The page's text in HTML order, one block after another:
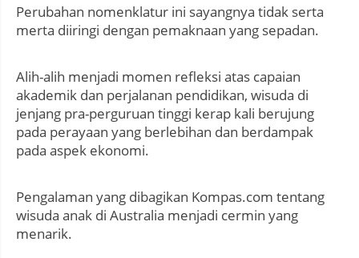
Perubahan nomenklatur ini sayangnya tidak serta
merta diiringi dengan pemaknaan yang sepadan.
Alih-alih menjadi momen refleksi atas capaian
akademik dan perjalanan pendidikan, wisuda di
jenjang pra-perguruan tinggi kerap kali berujung
pada perayaan yang berlebihan dan berdampak
pada aspek ekonomi.
Pengalaman yang dibagikan Kompas.com tentang
wisuda anak di Australia menjadi cermin yang
menarik.